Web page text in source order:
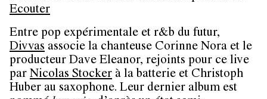
Ecouter
Entre pop expérimentale et r&b du futur,
Divvas associe la chanteuse Corinne Nora et le
producteur Dave Eleanor, rejoints pour ce live
par Nicolas Stocker à la batterie et Christoph
Huber au saxophone. Leur dernier album est